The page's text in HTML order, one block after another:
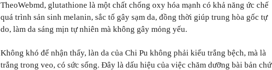
TheoWebmd, glutathione là một chất chống oxy hóa mạnh có khả năng ức chế
quá trình sản sinh melanin, sắc tố gây sạm da, đồng thời giúp trung hòa gốc tự
do, làm da sáng mịn tự nhiên mà không gây mỏng yếu.
Không khó để nhận thấy, làn da của Chi Pu không phải kiểu trắng bệch, mà là
trắng trong veo, có sức sống. Đây là dấu hiệu của việc chăm dưỡng bài bản chứ